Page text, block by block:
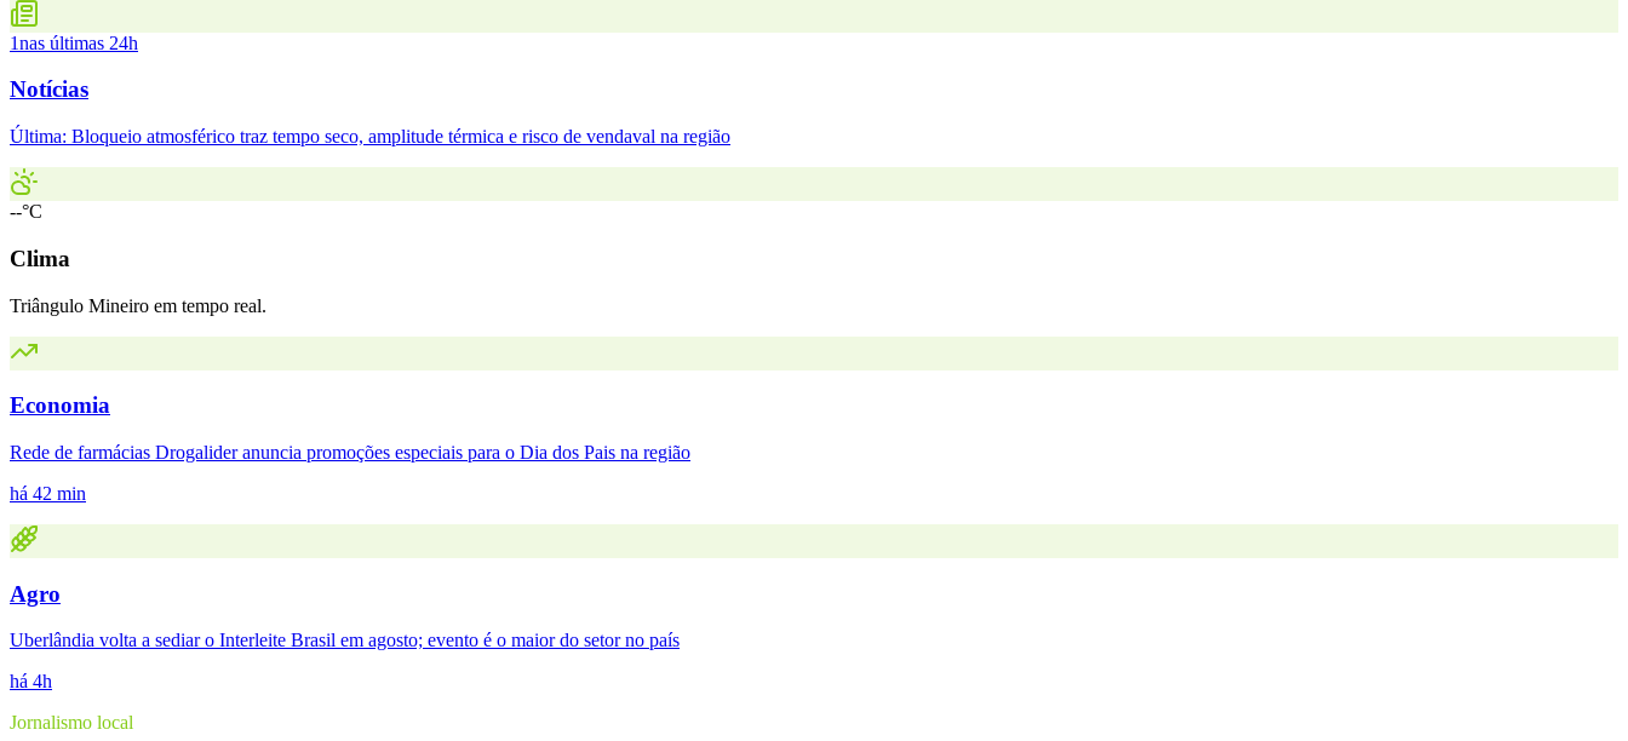
1nas últimas 24h
Notícias
Última: Bloqueio atmosférico traz tempo seco, amplitude térmica e risco de vendaval na região
--°C
Clima
Triângulo Mineiro em tempo real.
Economia
Rede de farmácias Drogalider anuncia promoções especiais para o Dia dos Pais na região
há 42 min
Agro
Uberlândia volta a sediar o Interleite Brasil em agosto; evento é o maior do setor no país
há 4h
Jornalismo local